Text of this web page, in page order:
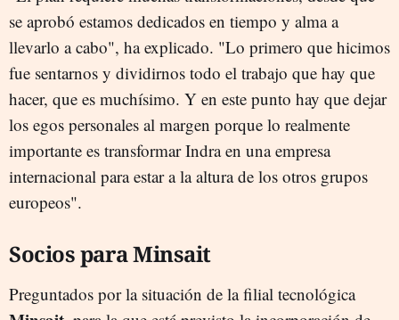
se aprobó estamos dedicados en tiempo y alma a
llevarlo a cabo", ha explicado. "Lo primero que hicimos
fue sentarnos y dividirnos todo el trabajo que hay que
hacer, que es muchísimo. Y en este punto hay que dejar
los egos personales al margen porque lo realmente
importante es transformar Indra en una empresa
internacional para estar a la altura de los otros grupos
europeos".
Socios para Minsait
Preguntados por la situación de la filial tecnológica